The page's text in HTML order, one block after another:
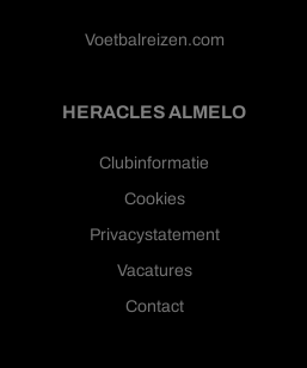
Voetbalreizen.com
HERACLES ALMELO
Clubinformatie
Cookies
Privacystatement
Vacatures
Contact